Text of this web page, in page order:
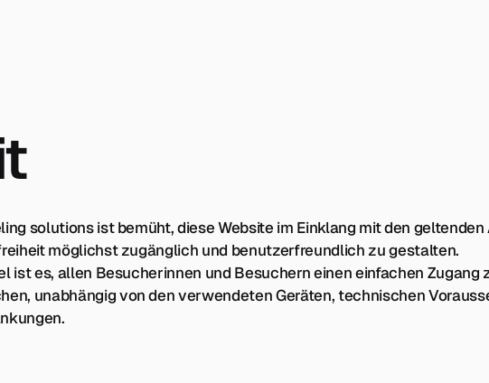
solutions ist bemüht, diese Website im Einklang mit den
möglichst zugänglich und benutzerfreundlich zu gestalten.
ist es, allen Besucherinnen und Besuchern einen einfachen
unabhängig von den verwendeten Geräten, technischen